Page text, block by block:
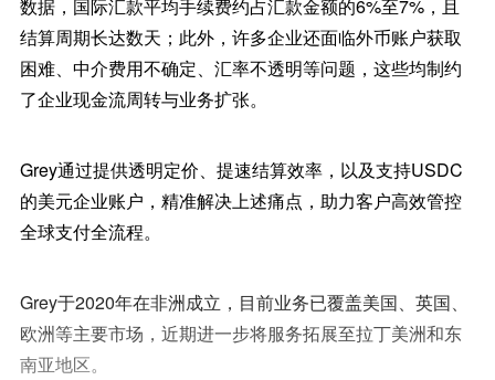
数据，国际汇款平均手续费约占汇款金额的6%至7%，且
结算周期长达数天；此外，许多企业还面临外币账户获取
困难、中介费用不确定、汇率不透明等问题，这些均制约
了企业现金流周转与业务扩张。
Grey通过提供透明定价、提速结算效率，以及支持USDC
的美元企业账户，精准解决上述痛点，助力客户高效管控
全球支付全流程。
Grey于2020年在非洲成立，目前业务已覆盖美国、英国、
欧洲等主要市场，近期进一步将服务拓展至拉丁美洲和东
南亚地区。